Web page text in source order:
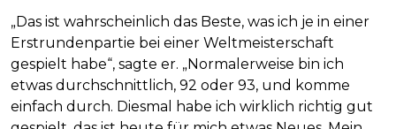
„Das ist wahrscheinlich das Beste, was ich je in einer
Erstrundenpartie bei einer Weltmeisterschaft
gespielt habe“, sagte er. „Normalerweise bin ich
etwas durchschnittlich, 92 oder 93, und komme
einfach durch. Diesmal habe ich wirklich richtig gut